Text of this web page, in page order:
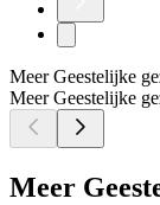
Meer Geestelijke
Meer Geestelijke
Meer